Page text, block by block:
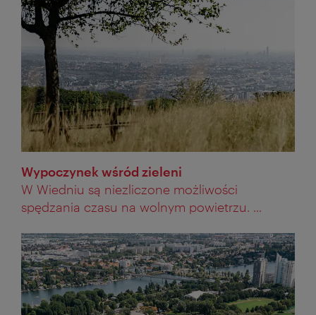
Wypoczynek wśród zieleni
W Wiedniu są niezliczone możliwości
spędzania czasu na wolnym powietrzu. ...